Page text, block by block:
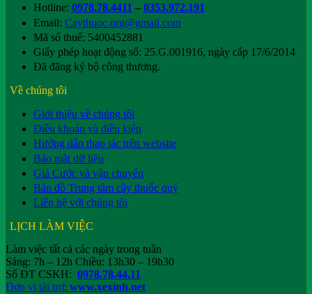
Hotline: 0978.78.4411 – 0353.972.191
Email: Caythuoc.org@gmail.com
Mã số thuế: 5400452881
Giấy phép hoạt động số: 25.G.001916, ngày cấp 17/6/2014
Đã đăng ký bộ công thương.
Về chúng tôi
Giới thiệu về chúng tôi
Điều khoản và điều kiện
Hướng dẫn thao tác trên website
Bảo mật dữ liệu
Giá Cước và vận chuyển
Bản đồ Trung tâm cây thuốc quý
Liên hệ với chúng tôi
LỊCH LÀM VIỆC
Làm việc tất cả các ngày trong tuần
Sáng: 7h – 12h Chiều: 13h30 – 19h30
Số ĐT CSKH: 0978.78.44.11
Đơn vị tài trợ: www.xexinh.net